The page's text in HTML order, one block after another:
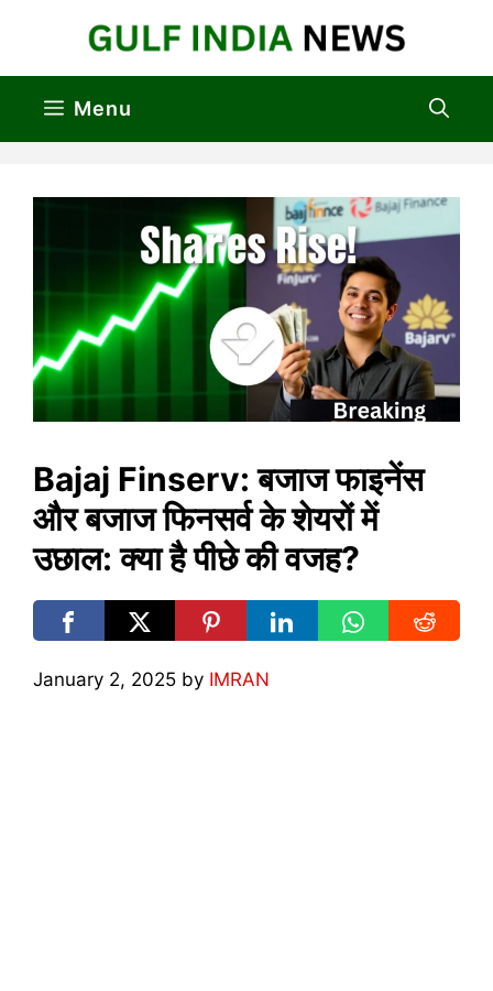
Menu
Bajaj Finserv: बजाज फाइनेंस
और बजाज फिनसर्व के शेयरों में
उछाल: क्या है पीछे की वजह?
January 2, 2025 by IMRAN